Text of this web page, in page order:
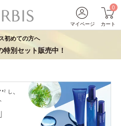
マイページ
0
カート
初めての方へ
別セット販売中！